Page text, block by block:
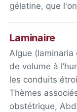
gélatine, que
Laminaire
Algue
de volume à
les conduits
Thèmes
obstétrique,